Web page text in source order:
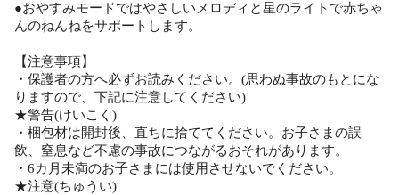
●おやすみモードではやさしいメロディと星のライトで赤ちゃ
んのねんねをサポートします。
【注意事項】
・保護者の方へ必ずお読みください。(思わぬ事故のもとにな
りますので、下記に注意してください)
★警告(けいこく)
・梱包材は開封後、直ちに捨ててください。お子さまの誤
飲、窒息など不慮の事故につながるおそれがあります。
・6カ月未満のお子さまには使用させないでください。
★注意(ちゅうい)